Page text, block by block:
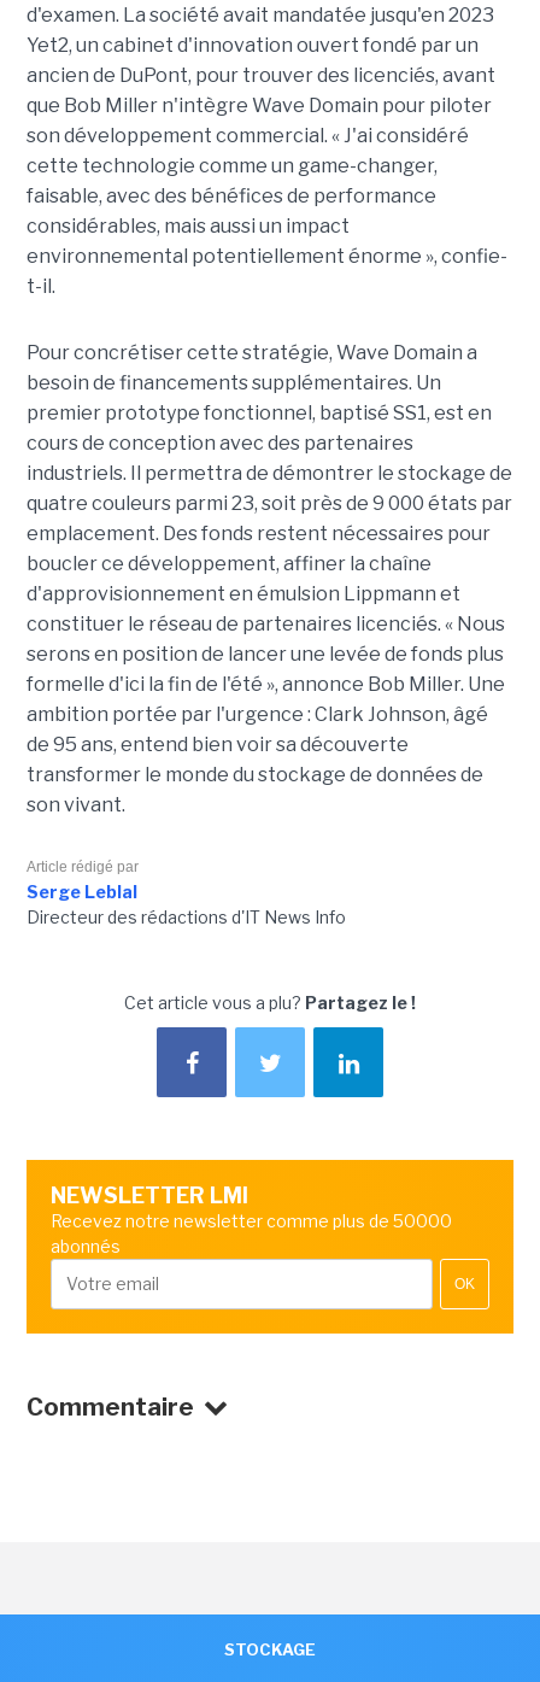
d'examen. La société avait mandatée jusqu'en 2023
Yet2, un cabinet d'innovation ouvert fondé par un
ancien de DuPont, pour trouver des licenciés, avant
que Bob Miller n'intègre Wave Domain pour piloter
son développement commercial. « J'ai considéré
cette technologie comme un game-changer,
faisable, avec des bénéfices de performance
considérables, mais aussi un impact
environnemental potentiellement énorme », confie-
t-il.
Pour concrétiser cette stratégie, Wave Domain a
besoin de financements supplémentaires. Un
premier prototype fonctionnel, baptisé SS1, est en
cours de conception avec des partenaires
industriels. Il permettra de démontrer le stockage de
quatre couleurs parmi 23, soit près de 9 000 états par
emplacement. Des fonds restent nécessaires pour
boucler ce développement, affiner la chaîne
d'approvisionnement en émulsion Lippmann et
constituer le réseau de partenaires licenciés. « Nous
serons en position de lancer une levée de fonds plus
formelle d'ici la fin de l'été », annonce Bob Miller. Une
ambition portée par l'urgence : Clark Johnson, âgé
de 95 ans, entend bien voir sa découverte
transformer le monde du stockage de données de
son vivant.
Article rédigé par
Serge Leblal
Directeur des rédactions d'IT News Info
Cet article vous a plu? Partagez le !
NEWSLETTER LMI
Recevez notre newsletter comme plus de 50000
abonnés
OK
Commentaire
STOCKAGE